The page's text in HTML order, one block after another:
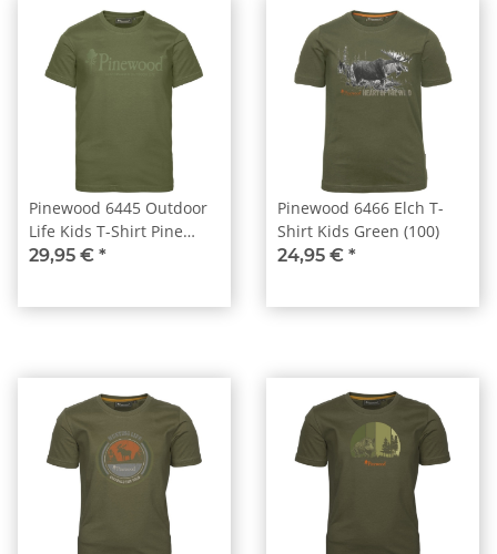
Pinewood 6445 Outdoor
Life Kids T-Shirt Pine
Green (759)
29,95 € *
Pinewood 6466 Elch T-
Shirt Kids Green (100)
24,95 € *